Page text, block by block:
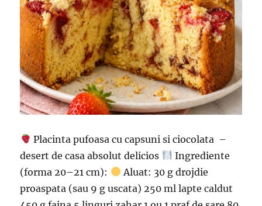
Placinta pufoasa cu capsuni si ciocolata –
desert de casa absolut delicios
Ingrediente
(forma 20–21 cm):
Aluat: 30 g drojdie
proaspata (sau 9 g uscata) 250 ml lapte caldut